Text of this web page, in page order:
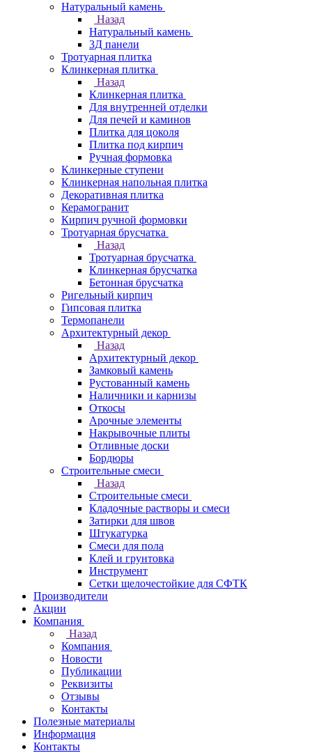
Натуральный камень
Назад
Натуральный камень
3Д панели
Тротуарная плитка
Клинкерная плитка
Назад
Клинкерная плитка
Для внутренней отделки
Для печей и каминов
Плитка для цоколя
Плитка под кирпич
Ручная формовка
Клинкерные ступени
Клинкерная напольная плитка
Декоративная плитка
Керамогранит
Кирпич ручной формовки
Тротуарная брусчатка
Назад
Тротуарная брусчатка
Клинкерная брусчатка
Бетонная брусчатка
Ригельный кирпич
Гипсовая плитка
Термопанели
Архитектурный декор
Назад
Архитектурный декор
Замковый камень
Рустованный камень
Наличники и карнизы
Откосы
Арочные элементы
Накрывочные плиты
Отливные доски
Бордюры
Строительные смеси
Назад
Строительные смеси
Кладочные растворы и смеси
Затирки для швов
Штукатурка
Смеси для пола
Клей и грунтовка
Инструмент
Сетки щелочестойкие для СФТК
Производители
Акции
Компания
Назад
Компания
Новости
Публикации
Реквизиты
Отзывы
Контакты
Полезные материалы
Информация
Контакты